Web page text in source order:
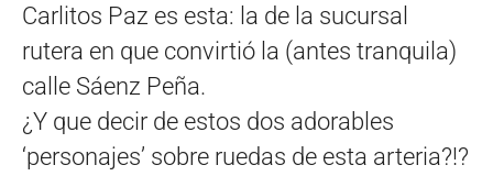
Carlitos Paz es esta: la de la sucursal
rutera en que convirtió la (antes tranquila)
calle Sáenz Peña.
¿Y que decir de estos dos adorables
‘personajes’ sobre ruedas de esta arteria?!?